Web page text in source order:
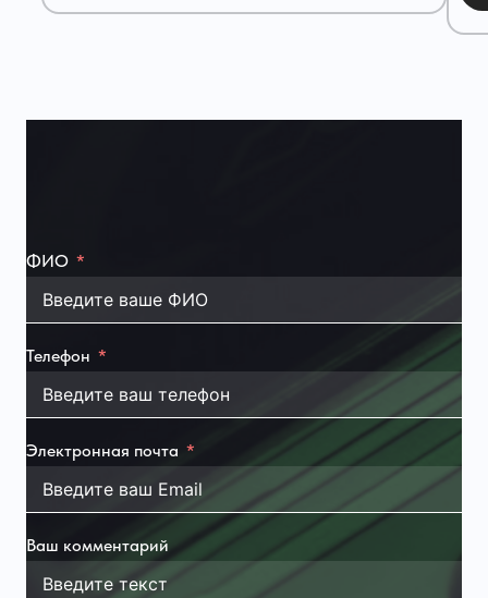
ФИО
Телефон
Электронная почта
Ваш комментарий